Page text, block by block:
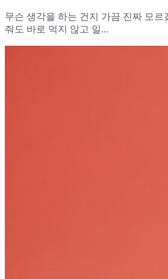
무슨 생각을 하는 건지 가끔 진짜 모르
줘도 바로 먹지 않고 일...